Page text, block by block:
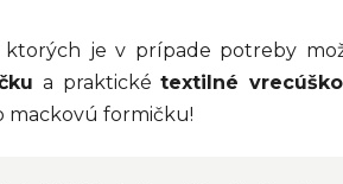
je v prípade potreby
a praktickétextilné vrecúško
mackovú formičku!